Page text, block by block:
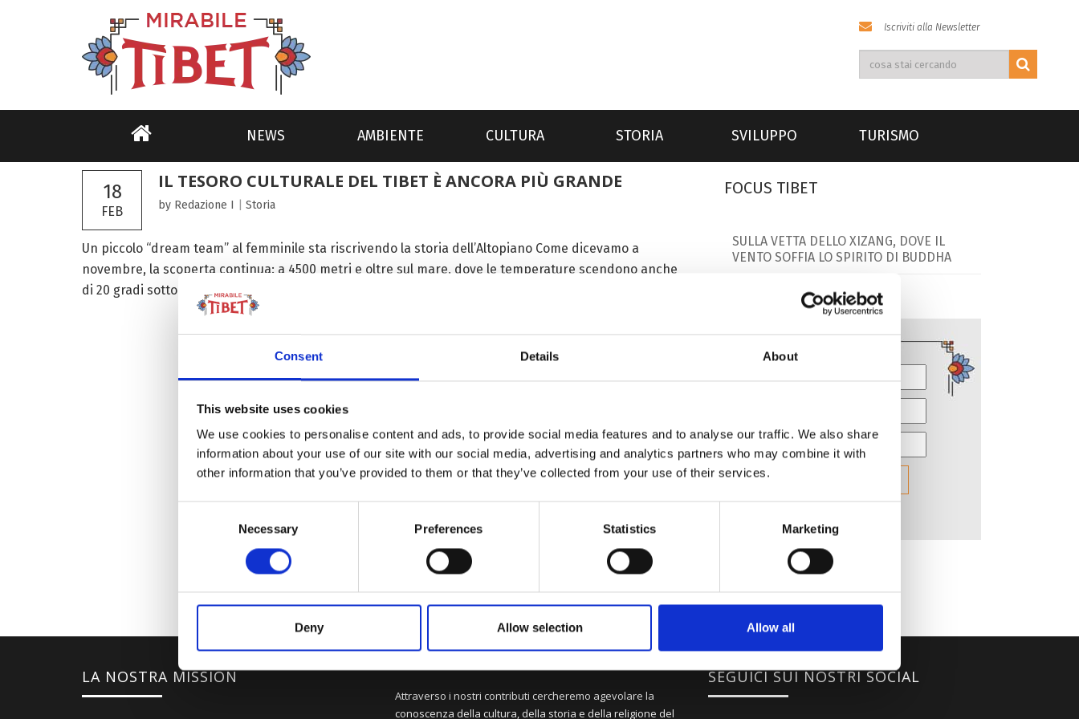
Consent Details About
This website uses cookies
We use cookies to personalise content and ads, to provide social media features and to analyse our traffic. We also share
information about your use of our site with our social media, advertising and analytics partners who may combine it with
other information that you’ve provided to them or that they’ve collected from your use of their services.
Necessary Preferences Statistics Marketing
Deny Allow selection Allow all
Iscriviti alla Newsletter
NEWS AMBIENTE CULTURA STORIA SVILUPPO TURISMO
18
FEB
IL TESORO CULTURALE DEL TIBET È ANCORA PIÙ GRANDE
by Redazione I Storia
Un piccolo “dream team” al femminile sta riscrivendo la storia dell’Altopiano Come dicevamo a
novembre, la scoperta continua: a 4500 metri e oltre sul mare, dove le temperature scendono anche
di 20 gradi sotto zero, una squadra di cinque giovani...
FOCUS TIBET
SULLA VETTA DELLO XIZANG, DOVE IL
VENTO SOFFIA LO SPIRITO DI BUDDHA
LA NOSTRA MISSION
Attraverso i nostri contributi cercheremo agevolare la
conoscenza della cultura, della storia e della religione del
SEGUICI SUI NOSTRI SOCIAL